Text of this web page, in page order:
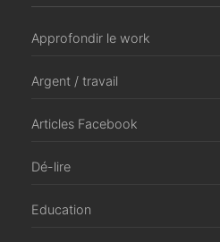
Approfondir le work
Argent / travail
Articles Facebook
Dé-lire
Education